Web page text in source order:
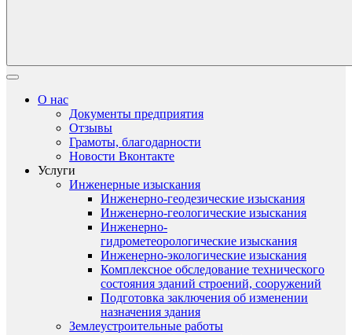
О нас
Документы предприятия
Отзывы
Грамоты, благодарности
Новости Вконтакте
Услуги
Инженерные изыскания
Инженерно-геодезические изыскания
Инженерно-геологические изыскания
Инженерно-
гидрометеорологические изыскания
Инженерно-экологические изыскания
Комплексное обследование технического
состояния зданий строений, сооружений
Подготовка заключения об изменении
назначения здания
Землеустроительные работы